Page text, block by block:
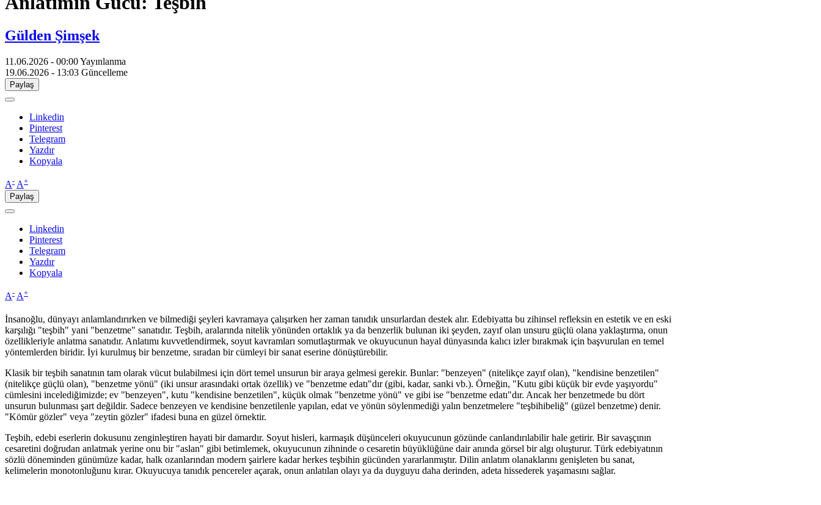
Gülden Şimşek
11.06.2026 - 00:00Yayınlanma
19.06.2026 - 13:03 Güncelleme
Paylaş
Linkedin
Pinterest
Telegram
Yazdır
Kopyala
A- A+
Paylaş
Linkedin
Pinterest
Telegram
Yazdır
Kopyala
A- A+
İnsanoğlu, dünyayı anlamlandırırken ve bilmediği şeyleri kavramaya çalışırken her zaman tanıdık unsurlardan destek alır. Edebiyatta bu zihinsel refleksin en estetik ve en eski
karşılığı "teşbih" yani "benzetme" sanatıdır. Teşbih, aralarında nitelik yönünden ortaklık ya da benzerlik bulunan iki şeyden, zayıf olan unsuru güçlü olana yaklaştırma, onun
özellikleriyle anlatma sanatıdır. Anlatımı kuvvetlendirmek, soyut kavramları somutlaştırmak ve okuyucunun hayal dünyasında kalıcı izler bırakmak için başvurulan en temel
yöntemlerden biridir. İyi kurulmuş bir benzetme, sıradan bir cümleyi bir sanat eserine dönüştürebilir.
Klasik bir teşbih sanatının tam olarak vücut bulabilmesi için dört temel unsurun bir araya gelmesi gerekir. Bunlar: "benzeyen" (nitelikçe zayıf olan), "kendisine benzetilen"
(nitelikçe güçlü olan), "benzetme yönü" (iki unsur arasındaki ortak özellik) ve "benzetme edatı"dır (gibi, kadar, sanki vb.). Örneğin, "Kutu gibi küçük bir evde yaşıyordu"
cümlesini incelediğimizde; ev "benzeyen", kutu "kendisine benzetilen", küçük olmak "benzetme yönü" ve gibi ise "benzetme edatı"dır. Ancak her benzetmede bu dört
unsurun bulunması şart değildir. Sadece benzeyen ve kendisine benzetilenle yapılan, edat ve yönün söylenmediği yalın benzetmelere "teşbihibeliğ" (güzel benzetme) denir.
"Kömür gözler" veya "zeytin gözler" ifadesi buna en güzel örnektir.
Teşbih, edebi eserlerin dokusunu zenginleştiren hayati bir damardır. Soyut hisleri, karmaşık düşünceleri okuyucunun gözünde canlandırılabilir hale getirir. Bir savaşçının
cesaretini doğrudan anlatmak yerine onu bir "aslan" gibi betimlemek, okuyucunun zihninde o cesaretin büyüklüğüne dair anında görsel bir algı oluşturur. Türk edebiyatının
sözlü döneminden günümüze kadar, halk ozanlarından modern şairlere kadar herkes teşbihin gücünden yararlanmıştır. Dilin anlatım olanaklarını genişleten bu sanat,
kelimelerin monotonluğunu kırar. Okuyucuya tanıdık pencereler açarak, onun anlatılan olayı ya da duyguyu daha derinden, adeta hissederek yaşamasını sağlar.